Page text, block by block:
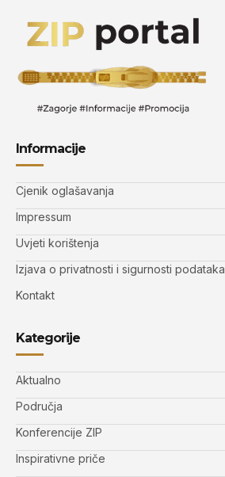
Informacije
Cjenik oglašavanja
Impressum
Uvjeti korištenja
Izjava o privatnosti i sigurnosti podataka
Kontakt
Kategorije
Aktualno
Područja
Konferencije ZIP
Inspirativne priče